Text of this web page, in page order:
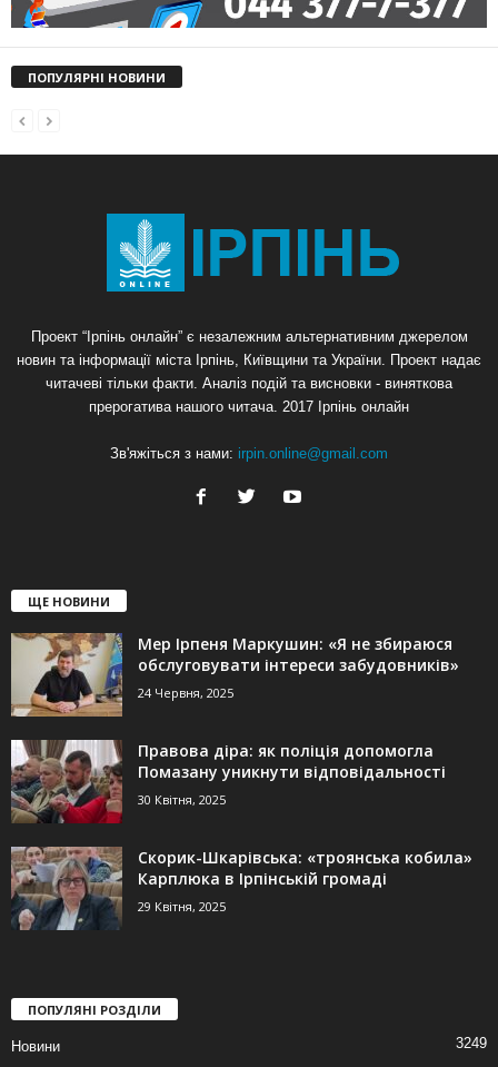
ПОПУЛЯРНІ НОВИНИ
Проект “Ірпінь онлайн” є незалежним альтернативним джерелом
новин та інформації міста Ірпінь, Київщини та України. Проект надає
читачеві тільки факти. Аналіз подій та висновки - виняткова
прерогатива нашого читача. 2017 Ірпінь онлайн
Зв'яжіться з нами: irpin.online@gmail.com
ЩЕ НОВИНИ
Мер Ірпеня Маркушин: «Я не збираюся
обслуговувати інтереси забудовників»
24 Червня, 2025
Правова діра: як поліція допомогла
Помазану уникнути відповідальності
30 Квітня, 2025
Скорик-Шкарівська: «троянська кобила»
Карплюка в Ірпінській громаді
29 Квітня, 2025
ПОПУЛЯНІ РОЗДІЛИ
Новини 3249